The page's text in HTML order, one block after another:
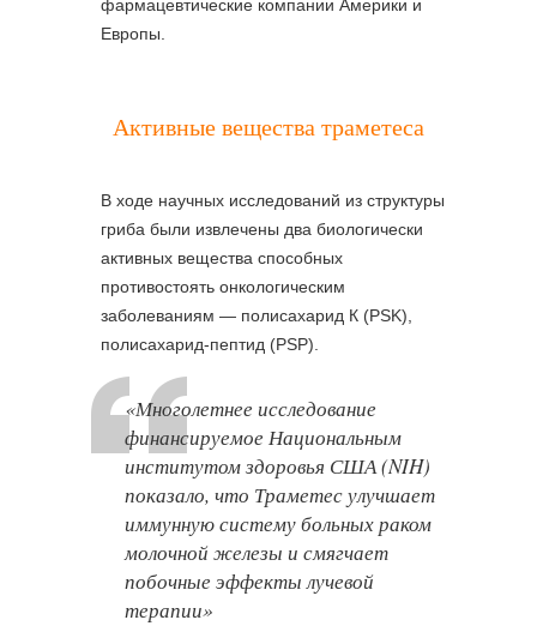
фармацевтические компании Америки и
Европы.
Активные вещества траметеса
В ходе научных исследований из структуры
гриба были извлечены два биологически
активных вещества способных
противостоять онкологическим
заболеваниям — полисахарид К (PSK),
полисахарид-пептид (PSP).
«Многолетнее исследование
финансируемое Национальным
институтом здоровья США (NIH)
показало, что Траметес улучшает
иммунную систему больных раком
молочной железы и смягчает
побочные эффекты лучевой
терапии»